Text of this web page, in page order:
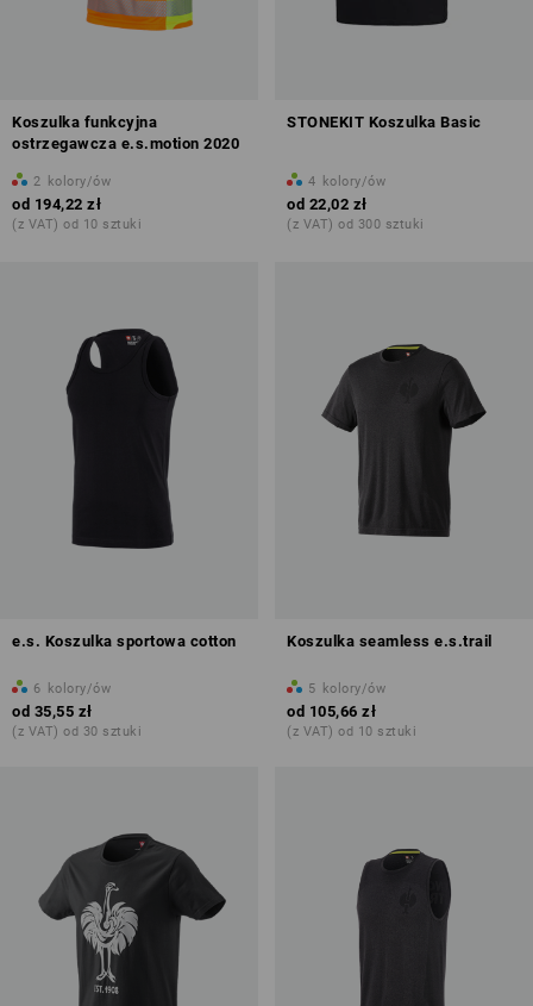
Koszulka funkcyjna
ostrzegawcza e.s.motion 2020
2 kolory/ów
od 194,22 zł
(z VAT) od 10 sztuki
STONEKIT Koszulka Basic
4 kolory/ów
od 22,02 zł
(z VAT) od 300 sztuki
e.s. Koszulka sportowa cotton
6 kolory/ów
od 35,55 zł
(z VAT) od 30 sztuki
Koszulka seamless e.s.trail
5 kolory/ów
od 105,66 zł
(z VAT) od 10 sztuki